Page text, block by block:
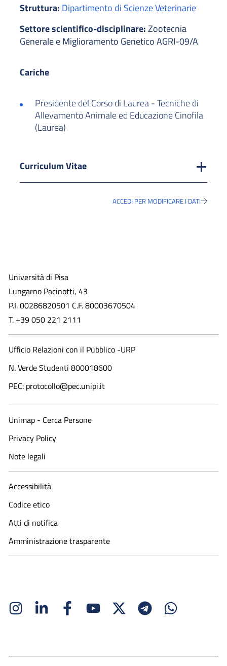
Struttura: Dipartimento di Scienze Veterinarie
Settore scientifico-disciplinare:Zootecnia
Generale e Miglioramento Genetico AGRI-09/A
Cariche
Presidente del Corso di Laurea - Tecniche di
Allevamento Animale ed Educazione Cinofila
(Laurea)
Curriculum Vitae
ACCEDI PER MODIFICARE I DATI
Università di Pisa
Lungarno Pacinotti, 43
P.I. 00286820501 C.F. 80003670504
T. +39 050 221 2111
Ufficio Relazioni con il Pubblico -URP
N. Verde Studenti 800018600​
PEC: protocollo@pec.unipi.it
Unimap - Cerca Persone
Privacy Policy
Note legali
Accessibilità
Codice etico
Atti di notifica
Amministrazione trasparente